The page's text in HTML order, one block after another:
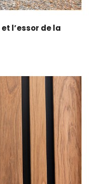
l’essor de la